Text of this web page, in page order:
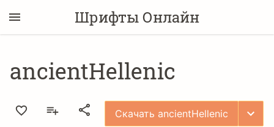
Шрифты Онлайн
ancientHellenic
Скачать ancientHellenic